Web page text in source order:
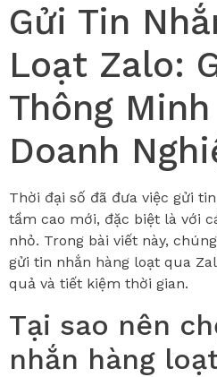
Gửi Tin
Loạt Zalo:
Thông
Doanh
Thời đại số đã đưa việc gửi
tầm cao mới, đặc biệt là với
nhỏ. Trong bài viết này,
gửi tin nhắn hàng loạt qua
quả và tiết kiệm thời gian.
Tại sao nên
nhắn hàng